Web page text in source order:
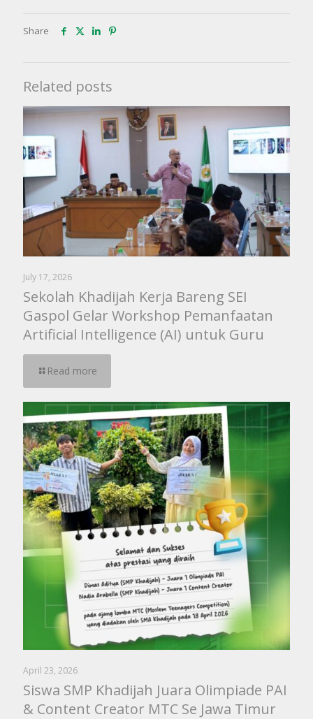
Share
Related posts
July 17, 2026
Sekolah Khadijah Kerja Bareng SEI
Gaspol Gelar Workshop Pemanfaatan
Artificial Intelligence (AI) untuk Guru
Read more
April 23, 2026
Siswa SMP Khadijah Juara Olimpiade PAI
& Content Creator MTC Se Jawa Timur